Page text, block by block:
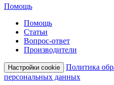
Помощь
Помощь
Статьи
Вопрос-ответ
Производители
Настройки cookie
Политика
персональных данных